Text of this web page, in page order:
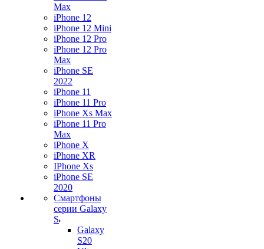
Max
iPhone 12
iPhone 12 Mini
iPhone 12 Pro
iPhone 12 Pro
Max
iPhone SE
2022
iPhone 11
iPhone 11 Pro
iPhone Xs Max
iPhone 11 Pro
Max
iPhone X
iPhone XR
IPhone Xs
iPhone SE
2020
Смартфоны
серии Galaxy
S
Galaxy
S20